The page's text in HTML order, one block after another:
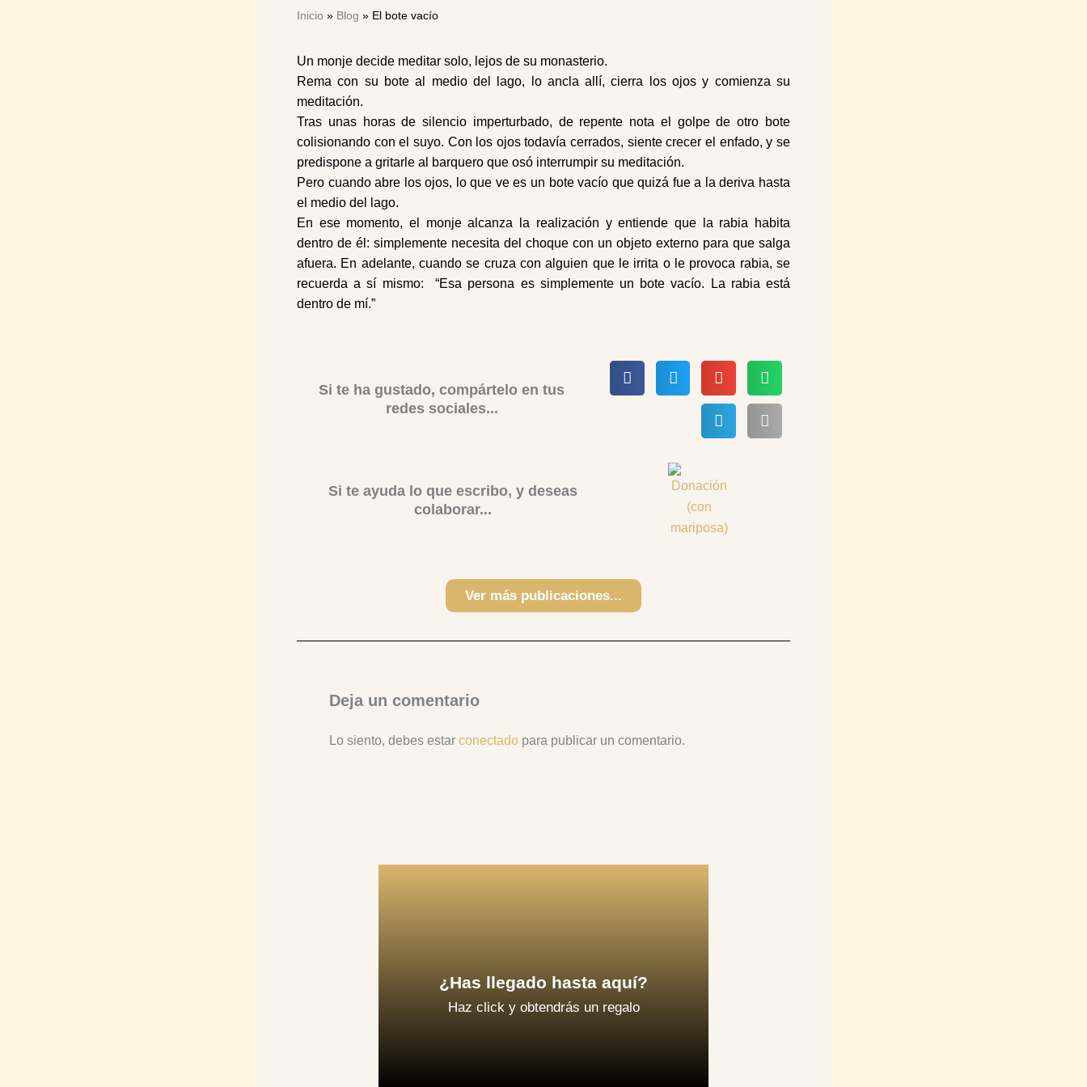
Inicio » Blog » El bote vacío
Un monje decide meditar solo, lejos de su monasterio.
Rema con su bote al medio del lago, lo ancla allí, cierra los ojos y comienza su
meditación.
Tras unas horas de silencio imperturbado, de repente nota el golpe de otro bote
colisionando con el suyo. Con los ojos todavía cerrados, siente crecer el enfado, y se
predispone a gritarle al barquero que osó interrumpir su meditación.
Pero cuando abre los ojos, lo que ve es un bote vacío que quizá fue a la deriva hasta
el medio del lago.
En ese momento, el monje alcanza la realización y entiende que la rabia habita
dentro de él: simplemente necesita del choque con un objeto externo para que salga
afuera. En adelante, cuando se cruza con alguien que le irrita o le provoca rabia, se
recuerda a sí mismo: “Esa persona es simplemente un bote vacío. La rabia está
dentro de mí.”
Si te ha gustado, compártelo en tus
redes sociales...
Si te ayuda lo que escribo, y deseas
colaborar...
Ver más publicaciones...
Deja un comentario
Lo siento, debes estar conectado para publicar un comentario.
¿Has llegado hasta aquí?
Haz click y obtendrás un regalo
Escríbeme con la palabra "mariposa" y
comenzaremos programando una primera